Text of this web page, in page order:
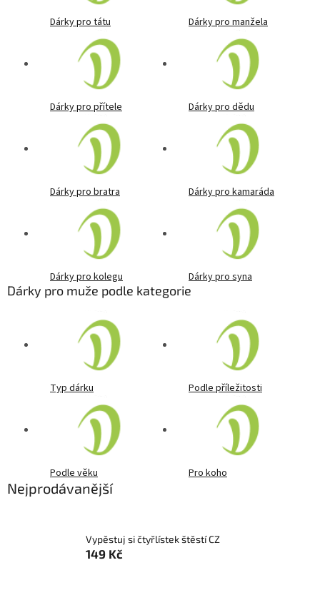
Dárky pro tátu Dárky pro manžela
Dárky pro přítele Dárky pro dědu
Dárky pro bratra Dárky pro kamaráda
Dárky pro kolegu Dárky pro syna
Dárky pro muže podle kategorie
Typ dárku Podle příležitosti
Podle věku Pro koho
Nejprodávanější
Vypěstuj si čtyřlístek štěstí CZ
149 Kč